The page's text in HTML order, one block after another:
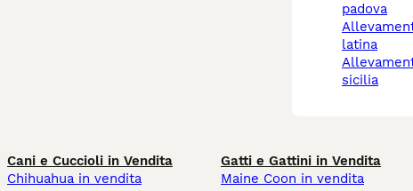
padova
allevamento maltese
latina
allevamento maltese
sicilia
Cani e Cuccioli in Vendita
Chihuahua in vendita
Gatti e Gattini in Vendita
Maine Coon in vendita